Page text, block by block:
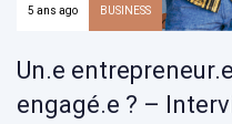
5 ans ago BUSINESS
Un.e
engagé.e ? –